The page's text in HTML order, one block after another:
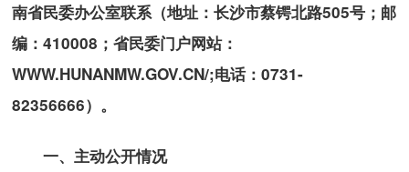
南省民委办公室联系（地址：长沙市蔡锷北路505号；邮
编：410008；省民委门户网站：
WWW.HUNANMW.GOV.CN/;电话：0731-
82356666）。
一、主动公开情况